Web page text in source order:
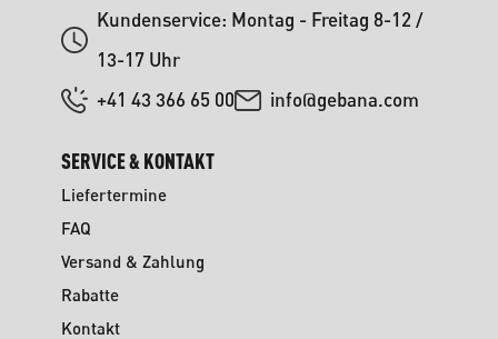
Kundenservice: Montag - Freitag 8-12 /
13-17 Uhr
+41 43 366 65 00
info@gebana.com
SERVICE & KONTAKT
Liefertermine
FAQ
Versand & Zahlung
Rabatte
Kontakt